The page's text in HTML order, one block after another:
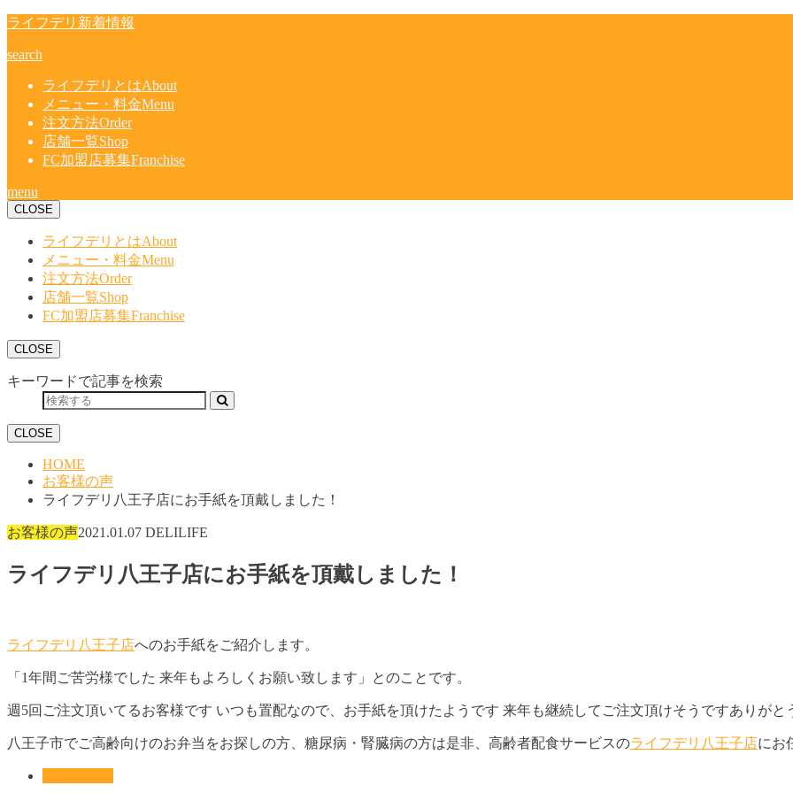
ライフデリ新着情報
search
ライフデリとはAbout
メニュー・料金Menu
注文方法Order
店舗一覧Shop
FC加盟店募集Franchise
menu
CLOSE
ライフデリとはAbout
メニュー・料金Menu
注文方法Order
店舗一覧Shop
FC加盟店募集Franchise
CLOSE
キーワードで記事を検索
CLOSE
HOME
お客様の声
ライフデリ八王子店にお手紙を頂戴しました！
お客様の声2021.01.07 DELILIFE
ライフデリ八王子店にお手紙を頂戴しました！
ライフデリ八王子店へのお手紙をご紹介します。
「1年間ご苦労様でした 来年もよろしくお願い致します」とのことです。
週5回ご注文頂いてるお客様です いつも置配なので、お手紙を頂けたようです 来年も継続してご注文頂けそうですありがと
八王子市でご高齢向けのお弁当をお探しの方、糖尿病・腎臓病の方は是非、高齢者配食サービスのライフデリ八王子店にお